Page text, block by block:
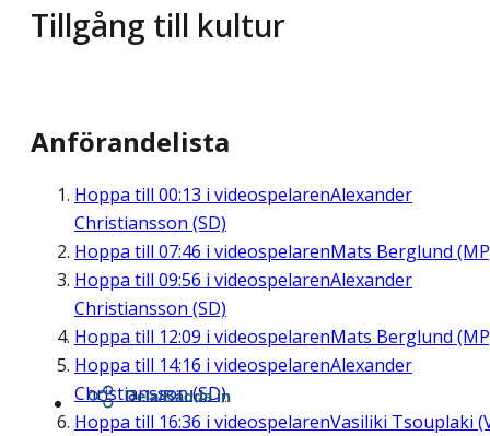
Tillgång till kultur
Anförandelista
Hoppa till 00:13 i videospelarenAlexander
Christiansson (SD)
Hoppa till 07:46 i videospelarenMats Berglund
Hoppa till 09:56 i videospelarenAlexander
Christiansson (SD)
Hoppa till 12:09 i videospelarenMats Berglund
Hoppa till 14:16 i videospelarenAlexander
Christiansson (SD)
Hoppa till 16:36 i videospelarenVasiliki Tsouplaki
Dela/Bädda in